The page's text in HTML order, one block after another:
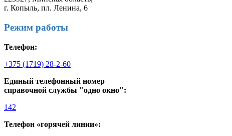
г. Копыль, пл. Ленина, 6
Режим работы
Телефон:
+375 (1719) 28-2-60
Единый телефонный номер
справочной службы "одно окно":
142
Телефон «горячей линии»: